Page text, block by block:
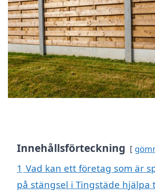
Innehållsförteckning
1 Vad kan ett företag som är
på stängsel i Tingstäde hjälpa